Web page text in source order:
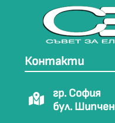
Контакти
гр. София
бул.